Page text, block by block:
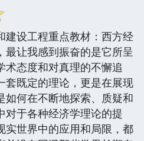
建设工程重点教材：西方经
最让我感到振奋的是它所呈
术态度和对真理的不懈追
套既定的理论，更是在展现
如何在不断地探索、质疑和
对于各种经济学理论的提
实世界中的应用和局限，都